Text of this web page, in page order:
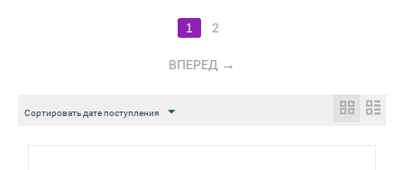
1 2
ВПЕРЕД
Сортировать дате поступления